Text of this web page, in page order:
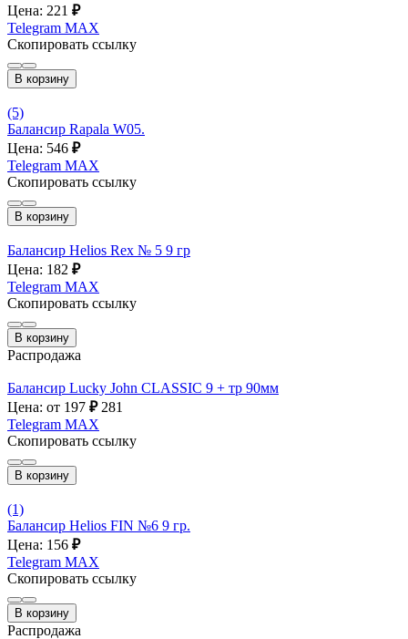
Цена: 221 ₽
Telegram MAX
Скопировать ссылку
В корзину
(5)
Балансир Rapala W05.
Цена: 546 ₽
Telegram MAX
Скопировать ссылку
В корзину
Балансир Helios Rex № 5 9 гр
Цена: 182 ₽
Telegram MAX
Скопировать ссылку
В корзину
Распродажа
Балансир Lucky John CLASSIC 9 + тр 90мм
Цена: от 197 ₽ 281
Telegram MAX
Скопировать ссылку
В корзину
(1)
Балансир Helios FIN №6 9 гр.
Цена: 156 ₽
Telegram MAX
Скопировать ссылку
В корзину
Распродажа